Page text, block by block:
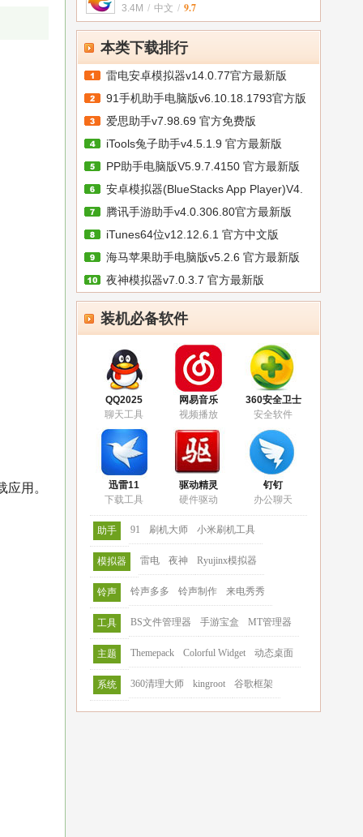
3.4M / 中文 / 9.7
本类下载排行
雷电安卓模拟器v14.0.77官方最新版
91手机助手电脑版v6.10.18.1793官方版
爱思助手v7.98.69 官方免费版
iTools兔子助手v4.5.1.9 官方最新版
PP助手电脑版V5.9.7.4150 官方最新版
安卓模拟器(BlueStacks App Player)V4.
腾讯手游助手v4.0.306.80官方最新版
iTunes64位v12.12.6.1 官方中文版
海马苹果助手电脑版v5.2.6 官方最新版
夜神模拟器v7.0.3.7 官方最新版
装机必备软件
QQ2025
聊天工具
网易音乐
视频播放
360安全卫士
安全软件
迅雷11
下载工具
驱动精灵
硬件驱动
钉钉
办公聊天
助手 91 刷机大师 小米刷机工具
模拟器 雷电 夜神 Ryujinx模拟器
铃声 铃声多多 铃声制作 来电秀秀
工具 BS文件管理器 手游宝盒 MT管理器
主题 Themepack Colorful Widget 动态桌面
系统 360清理大师 kingroot 谷歌框架
用。